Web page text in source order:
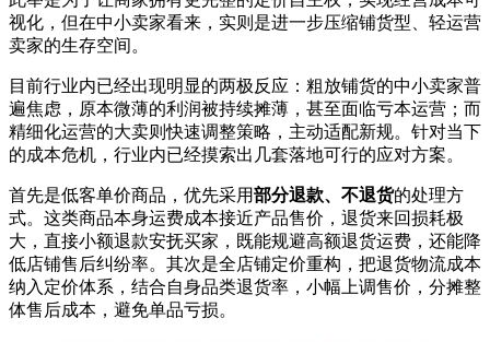
视化，但在中小卖家看来，实则是进一步压缩铺货型、轻运营
卖家的生存空间。
目前行业内已经出现明显的两极反应：粗放铺货的中小卖家普
遍焦虑，原本微薄的利润被持续摊薄，甚至面临亏本运营；而
精细化运营的大卖则快速调整策略，主动适配新规。针对当下
的成本危机，行业内已经摸索出几套落地可行的应对方案。
首先是低客单价商品，优先采用部分退款、不退货的处理方
式。这类商品本身运费成本接近产品售价，退货来回损耗极
大，直接小额退款安抚买家，既能规避高额退货运费，还能降
低店铺售后纠纷率。其次是全店铺定价重构，把退货物流成本
纳入定价体系，结合自身品类退货率，小幅上调售价，分摊整
体售后成本，避免单品亏损。